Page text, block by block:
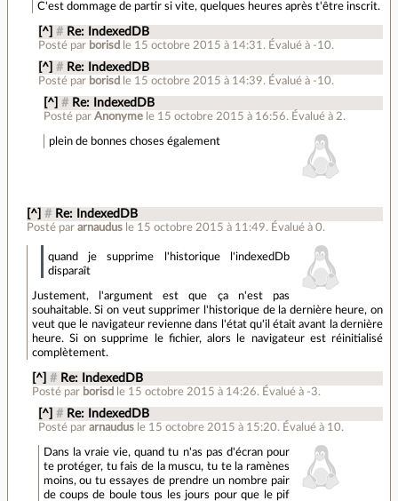
C'est dommage de partir si vite, quelques heures après t'être inscrit.
[^] # Re: IndexedDB
Posté par borisd le 15 octobre 2015 à 14:31 . Évalué à -10.
[^] # Re: IndexedDB
Posté par borisd le 15 octobre 2015 à 14:39. Évalué à -10.
[^] # Re: IndexedDB
Posté par Anonyme le 15 octobre 2015 à 16:56. Évalué à 2.
plein de bonnes choses également
[^] # Re: IndexedDB
Posté par arnaudus le 15 octobre 2015 à 11:49. Évalué à 0.
quand je supprime l'historique l'indexedDb
disparaît
Justement, l'argument est que ça n'est pas
souhaitable. Si on veut supprimer l'historique de la dernière heure, on
veut que le navigateur revienne dans l'état qu'il était avant la dernière
heure. Si on supprime le fichier, alors le navigateur est réinitialisé
complètement.
[^] # Re: IndexedDB
Posté par borisd le 15 octobre 2015 à 14:26. Évalué à -3.
[^] # Re: IndexedDB
Posté par arnaudus le 15 octobre 2015 à 15:20. Évalué à 10.
Dans la vraie vie, quand tu n'as pas d'écran pour
te protéger, tu fais de la muscu, tu te la ramènes
moins, ou tu essayes de prendre un nombre pair
de coups de boule tous les jours pour que le pif